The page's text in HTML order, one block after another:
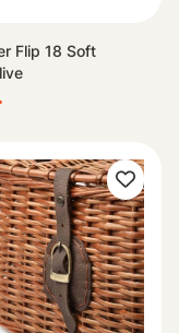
Flip 18 Soft